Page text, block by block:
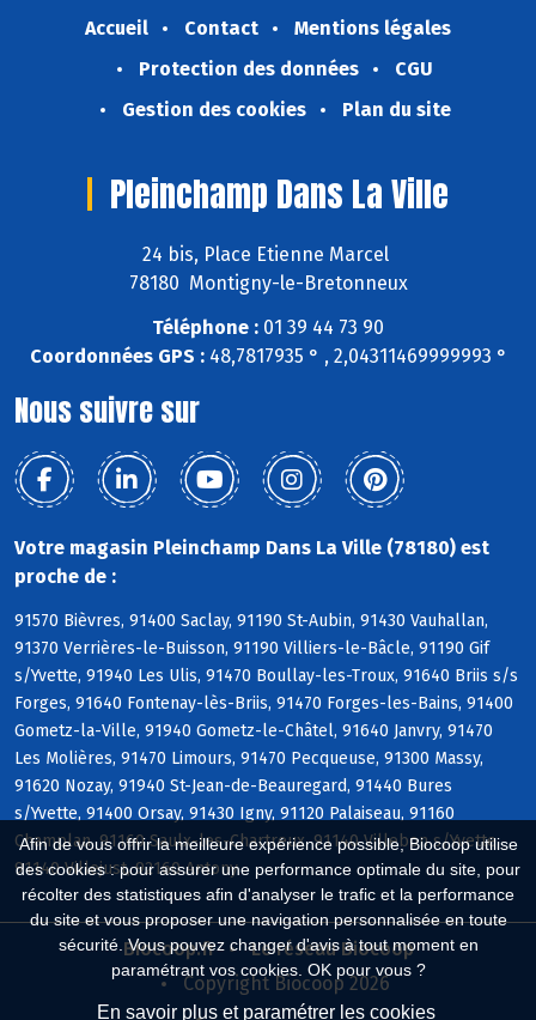
Afin de vous offrir la meilleure expérience possible, Biocoop utilise
des cookies : pour assurer une performance optimale du site, pour
récolter des statistiques afin d'analyser le trafic et la performance
du site et vous proposer une navigation personnalisée en toute
sécurité. Vous pouvez changer d'avis à tout moment en
paramétrant vos cookies. OK pour vous ?
En savoir plus et paramétrer les cookies
Accueil Contact
Mentions légales
Protection des données
CGU
Gestion des cookies
Plan du site
Pleinchamp Dans La Ville
24 bis, Place Etienne Marcel
78180 Montigny-le-Bretonneux
Téléphone : 01 39 44 73 90
Coordonnées GPS :48,7817935 ° , 2,04311469999993 °
Nous suivre sur
Votre magasin Pleinchamp Dans La Ville (78180) est
proche de :
91570 Bièvres, 91400 Saclay, 91190 St-Aubin, 91430 Vauhallan,
91370 Verrières-le-Buisson, 91190 Villiers-le-Bâcle, 91190 Gif
s/Yvette, 91940 Les Ulis, 91470 Boullay-les-Troux, 91640 Briis s/s
Forges, 91640 Fontenay-lès-Briis, 91470 Forges-les-Bains, 91400
Gometz-la-Ville, 91940 Gometz-le-Châtel, 91640 Janvry, 91470
Les Molières, 91470 Limours, 91470 Pecqueuse, 91300 Massy,
91620 Nozay, 91940 St-Jean-de-Beauregard, 91440 Bures
s/Yvette, 91400 Orsay, 91430 Igny, 91120 Palaiseau, 91160
Champlan, 91160 Saulx-les-Chartreux, 91140 Villebon s/Yvette,
91140 Villejust, 92160 Antony
Biocoop.fr
Le réseau Biocoop
Copyright Biocoop 2026